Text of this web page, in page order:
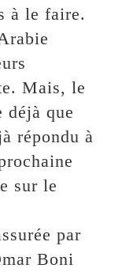
à le faire.
Mais, le
déjà que
répondu à
sur le
par
Boni